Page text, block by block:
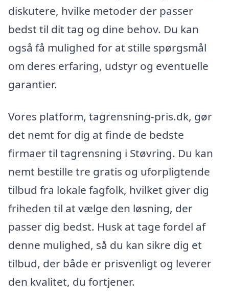
diskutere, hvilke metoder der passer
bedst til dit tag og dine behov. Du kan
også få mulighed for at stille spørgsmål
om deres erfaring, udstyr og eventuelle
garantier.
Vores platform, tagrensning-pris.dk, gør
det nemt for dig at finde de bedste
firmaer til tagrensning i Støvring. Du kan
nemt bestille tre gratis og uforpligtende
tilbud fra lokale fagfolk, hvilket giver dig
friheden til at vælge den løsning, der
passer dig bedst. Husk at tage fordel af
denne mulighed, så du kan sikre dig et
tilbud, der både er prisvenligt og leverer
den kvalitet, du fortjener.